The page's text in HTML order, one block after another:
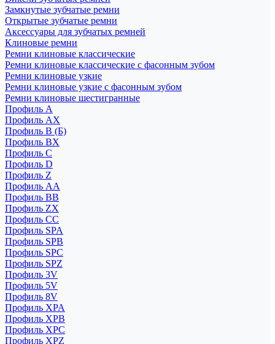
Замкнутые зубчатые ремни
Открытые зубчатые ремни
Аксессуары для зубчатых ремней
Клиновые ремни
Ремни клиновые классические
Ремни клиновые классические с фасонным зубом
Ремни клиновые узкие
Ремни клиновые узкие с фасонным зубом
Ремни клиновые шестигранные
Профиль A
Профиль AX
Профиль B (Б)
Профиль BX
Профиль C
Профиль D
Профиль Z
Профиль АА
Профиль BB
Профиль ZX
Профиль CC
Профиль SPA
Профиль SPB
Профиль SPC
Профиль SPZ
Профиль 3V
Профиль 5V
Профиль 8V
Профиль XPA
Профиль XPB
Профиль XPC
Профиль XPZ